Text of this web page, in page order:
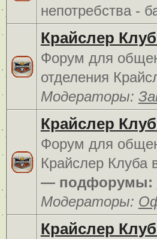
непотребства -
Крайслер
Форум для
отделения
Модераторы:
Крайслер
Форум для
Крайслер Клуба
— подфорумы:
Модераторы:
Крайслер